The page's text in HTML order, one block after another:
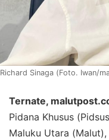
Richard Sinaga (Foto. Iwan/
Ternate,
Pidana Khusus
Maluku Utara